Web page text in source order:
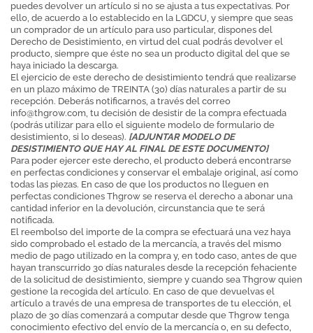
puedes devolver un artículo si no se ajusta a tus expectativas. Por
ello, de acuerdo a lo establecido en la LGDCU, y siempre que seas
un comprador de un artículo para uso particular, dispones del
Derecho de Desistimiento, en virtud del cual podrás devolver el
producto, siempre que éste no sea un producto digital del que se
haya iniciado la descarga.
El ejercicio de este derecho de desistimiento tendrá que realizarse
en un plazo máximo de TREINTA (30) días naturales a partir de su
recepción. Deberás notificarnos, a través del correo
info@thgrow.com, tu decisión de desistir de la compra efectuada
(podrás utilizar para ello el siguiente modelo de formulario de
desistimiento, si lo deseas). [ADJUNTAR MODELO DE
DESISTIMIENTO QUE HAY AL FINAL DE ESTE DOCUMENTO]
Para poder ejercer este derecho, el producto deberá encontrarse
en perfectas condiciones y conservar el embalaje original, así como
todas las piezas. En caso de que los productos no lleguen en
perfectas condiciones Thgrow se reserva el derecho a abonar una
cantidad inferior en la devolución, circunstancia que te será
notificada.
El reembolso del importe de la compra se efectuará una vez haya
sido comprobado el estado de la mercancía, a través del mismo
medio de pago utilizado en la compra y, en todo caso, antes de que
hayan transcurrido 30 días naturales desde la recepción fehaciente
de la solicitud de desistimiento, siempre y cuando sea Thgrow quien
gestione la recogida del artículo. En caso de que devuelvas el
artículo a través de una empresa de transportes de tu elección, el
plazo de 30 días comenzará a computar desde que Thgrow tenga
conocimiento efectivo del envío de la mercancía o, en su defecto,